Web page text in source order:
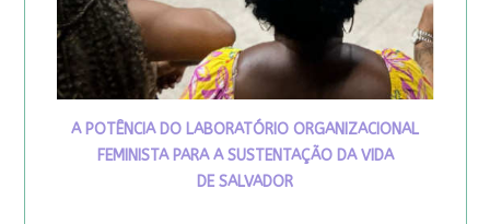
A POTÊNCIA DO LABORATÓRIO ORGANIZACIONAL
FEMINISTA PARA A SUSTENTAÇÃO DA VIDA
DE SALVADOR